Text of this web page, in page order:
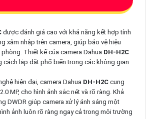
được đánh giá cao với khả năng kết hợp tính
xâm nhập trên camera, giúp bảo vệ hiệu
Thiết kế của camera Dahua DH-H2C
cách lắp đặt phổ biến trong các không gian
hiện đại, camera Dahua DH-H2Ccung
MP, cho hình ảnh sắc nét và rõ ràng. Khả
DWDR giúp camera xử lý ánh sáng một
ảnh luôn rõ ràng ngay cả trong môi trường